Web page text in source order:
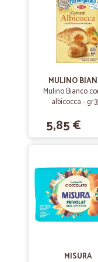
—
Esperienza positiva.
Sito semplice.
—
Ottimo servizio
Ottimo servizio
MULINO
Mulino Bianco
albicocca -
5,85 €
MISURA